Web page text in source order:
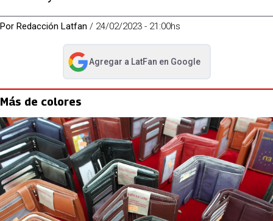
Por Redacción Latfan / 24/02/2023 - 21:00hs
Agregar a LatFan en Google
abre en nueva pestaña
Más de colores